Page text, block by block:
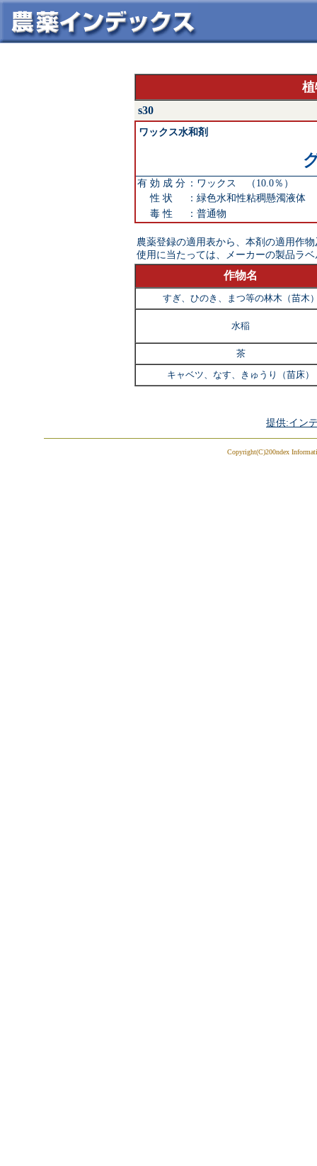
s30
ワックス水和剤
有 効 成 分 ： ワックス （10.0％）
性 状
： 緑色水和性粘稠懸濁液体
毒 性
： 普通物
農薬登録の適用表から、本剤の適用作
使用に当たっては、メーカーの製品ラ
作物名
すぎ、ひのき、まつ等の林木（苗木
水稲
茶
キャベツ、なす、きゅうり（苗床）
提供:イン
Copyright(C)200ndex